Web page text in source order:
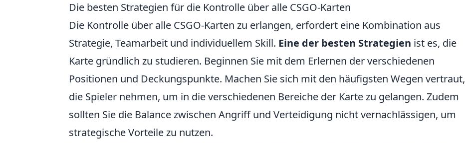
Die besten Strategien für die Kontrolle über alle CSGO-Karten
Die Kontrolle über alle CSGO-Karten zu erlangen, erfordert eine Kombination aus
Strategie, Teamarbeit und individuellem Skill. Eine der besten Strategien ist es, die
Karte gründlich zu studieren. Beginnen Sie mit dem Erlernen der verschiedenen
Positionen und Deckungspunkte. Machen Sie sich mit den häufigsten Wegen vertraut,
die Spieler nehmen, um in die verschiedenen Bereiche der Karte zu gelangen. Zudem
sollten Sie die Balance zwischen Angriff und Verteidigung nicht vernachlässigen, um
strategische Vorteile zu nutzen.